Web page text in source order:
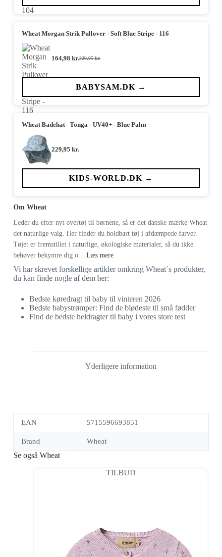
Wheat Morgan Strik Pullover - Soft Blue Stripe - 116
329,95kr.
Den
pris
var:
164,98 kr.Den
pris
er:
BABYSAM.DK →
Wheat Badehat - Tonga - UV40+ - Blue Palm
229,95 kr.
KIDS-WORLD.DK →
Om Wheat
Leder du efter nyt overtøj til børnene, så er det danske mærke Wheat
det naturlige valg. Her finder du holdbart tøj i afdæmpede farver.
Tøjet er fremstillet i naturlige, økologiske materialer, så du ikke
behøver bekymre dig o... Læs mere
Vi har skrevet forskellige artikler omkring Wheat´s produkter,
du kan finde nogle af dem her:
Bedste køredragt til baby til vinteren 2026
Bedste babystrømper: Find de blødeste til små fødder
Find de bedste heldragter til baby i vores store test
Yderligere information
EAN 5715596693851
Brand Wheat
Se også Wheat
TILBUD